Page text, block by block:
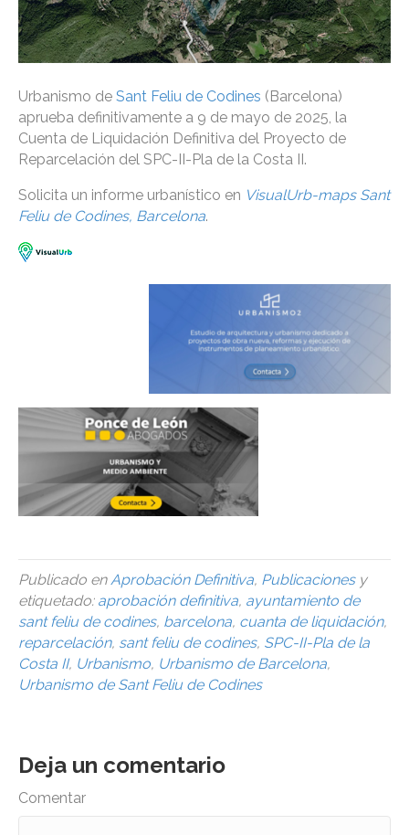
Urbanismo de Sant Feliu de Codines (Barcelona)
aprueba definitivamente a 9 de mayo de 2025, la
Cuenta de Liquidación Definitiva del Proyecto de
Reparcelación del SPC-II-Pla de la Costa II.
Solicita un informe urbanístico en VisualUrb-maps Sant
Feliu de Codines, Barcelona.
Publicado enAprobación Definitiva, Publicacionesy
etiquetado: aprobación definitiva, ayuntamiento de
sant feliu de codines, barcelona, cuanta de liquidación,
reparcelación, sant feliu de codines, SPC-II-Pla de la
Costa II, Urbanismo, Urbanismo de Barcelona,
Urbanismo de Sant Feliu de Codines
Deja un comentario
Comentar